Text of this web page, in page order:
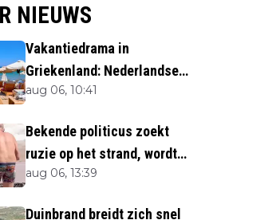
NIEUWS
Vakantiedrama in
Griekenland: Nederlandse
(40) omgekomen
aug 06, 10:41
Bekende politicus zoekt
ruzie op het strand, wordt
neergemaaid
aug 06, 13:39
Duinbrand breidt zich snel